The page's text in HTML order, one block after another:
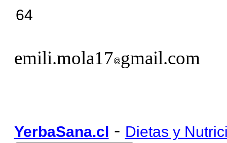
64
emili.mola17 gmail.com
YerbaSana.cl - Dietas y